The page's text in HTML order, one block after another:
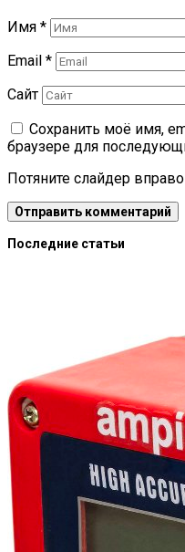
Имя *
Email *
Сайт
Сохранить моё имя,
браузере для
Потяните слайдер вправо
Последние статьи